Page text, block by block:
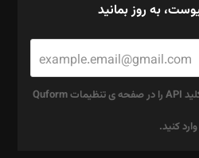
به روز بمانید
برای استفاده از ریکپچا بایستی کلید API را در صفحه ی تنظیمات Quform
وارد کنید.